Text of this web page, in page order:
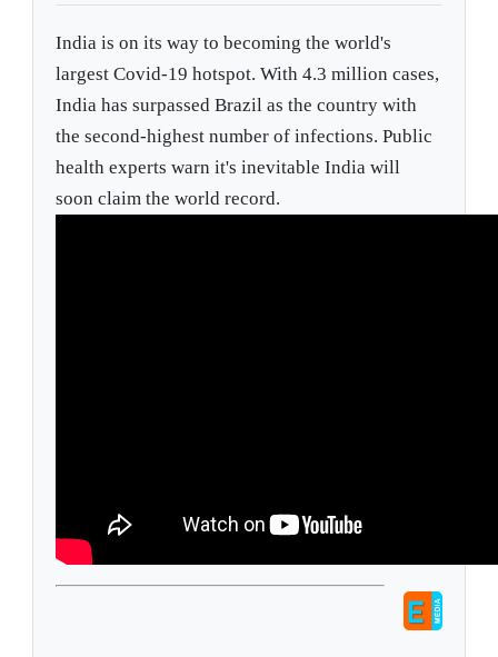
India is on its way to becoming the world's
largest Covid-19 hotspot. With 4.3 million cases,
India has surpassed Brazil as the country with
the second-highest number of infections. Public
health experts warn it's inevitable India will
soon claim the world record.